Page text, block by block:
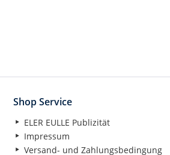
Shop Service
ELER EULLE Publizität
Impressum
Versand- und Zahlungsbedingung